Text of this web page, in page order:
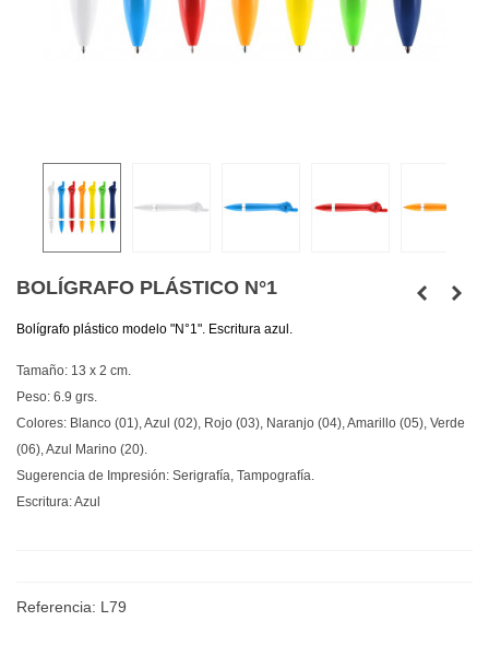
BOLÍGRAFO PLÁSTICO N°1
Bolígrafo plástico modelo "N°1". Escritura azul.
Tamaño: 13 x 2 cm.
Peso: 6.9 grs.
Colores: Blanco (01), Azul (02), Rojo (03), Naranjo (04), Amarillo (05), Verde
(06), Azul Marino (20).
Sugerencia de Impresión: Serigrafía, Tampografía.
Escritura: Azul
Referencia: L79